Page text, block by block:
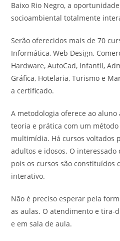
Baixo Rio Negro, a
socioambiental totalmente
Serão oferecidos mais de 70
Informática, Web Design,
Hardware, AutoCad, Infantil,
Gráfica, Hotelaria, Turismo e
a certificado.
A metodologia oferece ao
teoria e prática com um
multimídia. Há cursos voltados
adultos e idosos. O interessado
pois os cursos são
interativo.
Não é preciso esperar pela
as aulas. O atendimento e tira-
e em sala de aula.